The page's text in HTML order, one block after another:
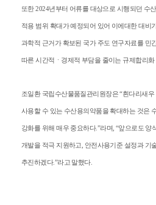
또한2024년부터 어류를 대상으로 시행되던 수
적용 범위 확대가 예정되어 있어 이에대한 대비
과학적 근거가 확보된 국가 주도 연구자료를 민
따른 시간적ㆍ경제적 부담을 줄이는 규제합리
조일환 국립수산물품질관리원장은“흰다리새우
사용할 수 있는 수산용의약품을 확대하는 것은
강화를 위해 매우 중요하다.”라며, “앞으로도 양
개발을 적극 지원하고 안전사용기준 설정과 기
추진하겠다.”라고 말했다.